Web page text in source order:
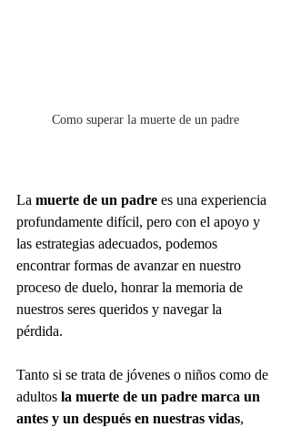
Como superar la muerte de un padre
La muerte de un padre es una experiencia
profundamente difícil, pero con el apoyo y
las estrategias adecuados, podemos
encontrar formas de avanzar en nuestro
proceso de duelo, honrar la memoria de
nuestros seres queridos y navegar la
pérdida.
Tanto si se trata de jóvenes o niños como de
adultos la muerte de un padre marca un
antes y un después en nuestras vidas,